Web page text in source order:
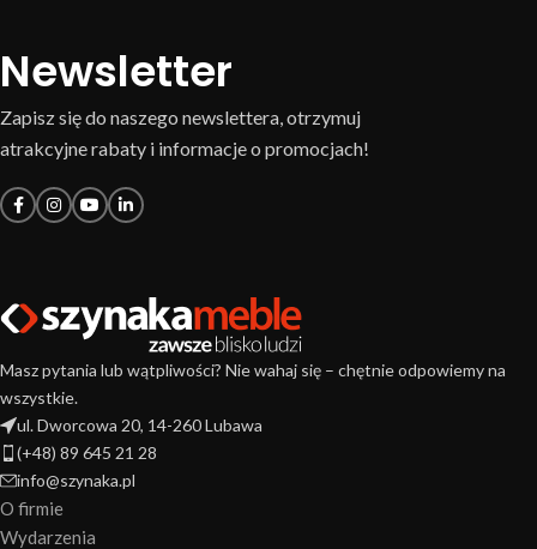
Newsletter
Zapisz się do naszego newslettera, otrzymuj
atrakcyjne rabaty i informacje o promocjach!
Masz pytania lub wątpliwości? Nie wahaj się – chętnie odpowiemy na
wszystkie.
ul. Dworcowa 20, 14-260 Lubawa
(+48) 89 645 21 28
info@szynaka.pl
O firmie
Wydarzenia